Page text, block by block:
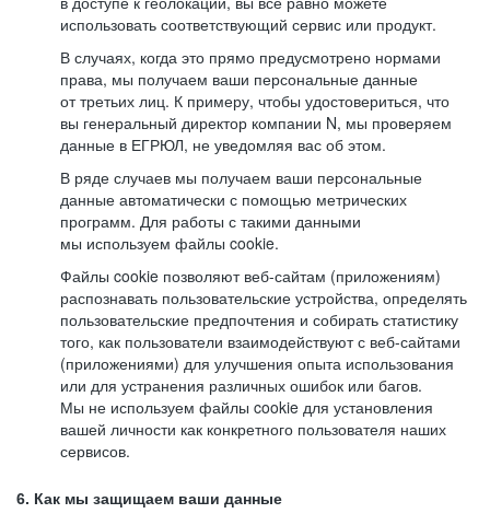
использовать соответствующий сервис или продукт.
В случаях, когда это прямо предусмотрено нормами
права, мы получаем ваши персональные данные
от третьих лиц. К примеру, чтобы удостовериться, что
вы генеральный директор компании N, мы проверяем
данные в ЕГРЮЛ, не уведомляя вас об этом.
В ряде случаев мы получаем ваши персональные
данные автоматически с помощью метрических
программ. Для работы с такими данными
мы используем файлы cookie.
Файлы cookie позволяют веб-сайтам (приложениям)
распознавать пользовательские устройства, определять
пользовательские предпочтения и собирать статистику
того, как пользователи взаимодействуют с веб-сайтами
(приложениями) для улучшения опыта использования
или для устранения различных ошибок или багов.
Мы не используем файлы cookie для установления
вашей личности как конкретного пользователя наших
сервисов.
6. Как мы защищаем ваши данные